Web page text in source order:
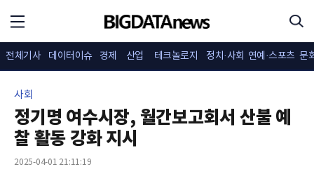
전체기사 데이터이슈 경제 산업 테크놀로지 정치·사회 연예·스포츠 문
사회
정기명 여수시장, 월간보고회서 산불 예
찰 활동 강화 지시
2025-04-01 21:11:19